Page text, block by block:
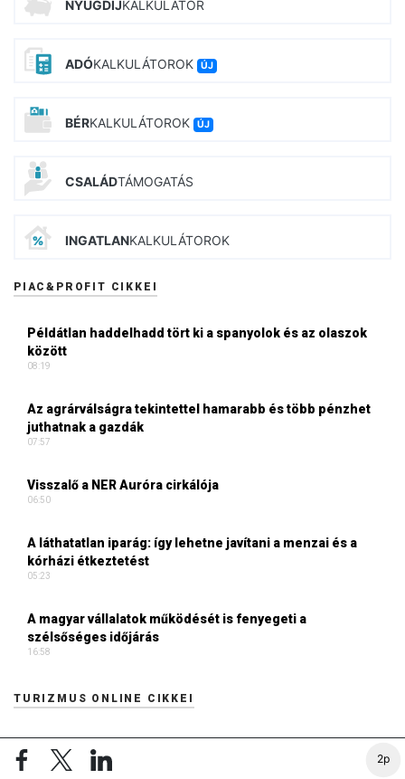
2p
NYUGDÍJKALKULÁTOR
ADÓKALKULÁTOROK ÚJ
BÉRKALKULÁTOROK ÚJ
CSALÁDTÁMOGATÁS
INGATLANKALKULÁTOROK
PIAC&PROFIT CIKKEI
Példátlan haddelhadd tört ki a spanyolok és az olaszok
között
08:19
Az agrárválságra tekintettel hamarabb és több pénzhet
juthatnak a gazdák
07:57
Visszalő a NER Auróra cirkálója
06:50
A láthatatlan iparág: így lehetne javítani a menzai és a
kórházi étkeztetést
05:23
A magyar vállalatok működését is fenyegeti a
szélsőséges időjárás
16:58
TURIZMUS ONLINE CIKKEI